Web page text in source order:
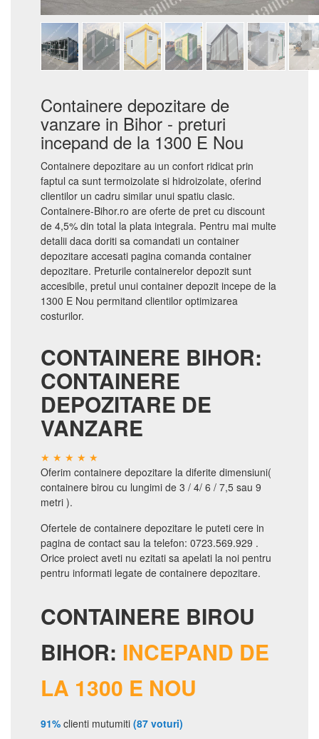
Containere depozitare de
vanzare in Bihor - preturi
incepand de la 1300 E Nou
Containere depozitare au un confort ridicat prin
faptul ca sunt termoizolate si hidroizolate, oferind
clientilor un cadru similar unui spatiu clasic.
Containere-Bihor.ro are oferte de pret cu discount
de 4,5% din total la plata integrala. Pentru mai multe
detalii daca doriti sa comandati un container
depozitare accesati pagina comanda container
depozitare. Preturile containerelor depozit sunt
accesibile, pretul unui container depozit incepe de la
1300 E Nou permitand clientilor optimizarea
costurilor.
CONTAINERE BIHOR:
CONTAINERE
DEPOZITARE DE
VANZARE
Oferim containere depozitare la diferite dimensiuni(
containere birou cu lungimi de 3 / 4/ 6 / 7,5 sau 9
metri ).
Ofertele de containere depozitare le puteti cere in
pagina de contact sau la telefon: 0723.569.929 .
Orice proiect aveti nu ezitati sa apelati la noi pentru
pentru informati legate de containere depozitare.
CONTAINERE BIROU
BIHOR: INCEPAND DE
LA 1300 E NOU
91% clienti mutumiti (87 voturi)